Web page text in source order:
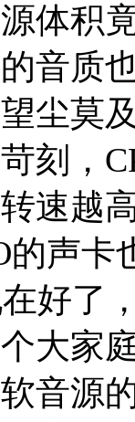
体积
音质
尘莫
刻，
速越
的声卡
好了
大家
源的